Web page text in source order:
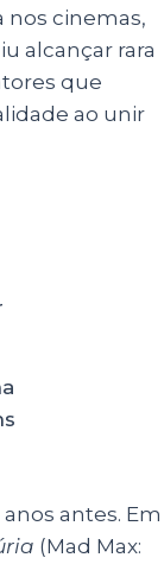
nos cinemas,
alcançar rara
que
ao unir
antes. Em
(Mad Max: